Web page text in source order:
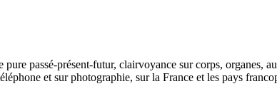
passé-présent-futur, clairvoyance sur corps, organes,
et sur photographie, sur la France et les pays